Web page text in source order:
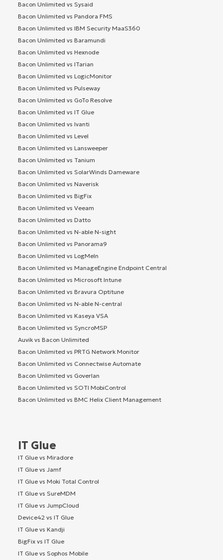
Bacon Unlimited vs Sysaid
Bacon Unlimited vs Pandora FMS
Bacon Unlimited vs IBM Security MaaS360
Bacon Unlimited vs Baramundi
Bacon Unlimited vs Hexnode
Bacon Unlimited vs ITarian
Bacon Unlimited vs LogicMonitor
Bacon Unlimited vs Pulseway
Bacon Unlimited vs GoTo Resolve
Bacon Unlimited vs IT Glue
Bacon Unlimited vs Ivanti
Bacon Unlimited vs Level
Bacon Unlimited vs Lansweeper
Bacon Unlimited vs Tanium
Bacon Unlimited vs SolarWinds Dameware
Bacon Unlimited vs Naverisk
Bacon Unlimited vs BigFix
Bacon Unlimited vs Veeam
Bacon Unlimited vs Datto
Bacon Unlimited vs N-able N-sight
Bacon Unlimited vs Panorama9
Bacon Unlimited vs LogMeIn
Bacon Unlimited vs ManageEngine Endpoint Central
Bacon Unlimited vs Microsoft Intune
Bacon Unlimited vs Bravura Optitune
Bacon Unlimited vs N-able N-central
Bacon Unlimited vs Kaseya VSA
Bacon Unlimited vs SyncroMSP
Auvik vs Bacon Unlimited
Bacon Unlimited vs PRTG Network Monitor
Bacon Unlimited vs Connectwise Automate
Bacon Unlimited vs Goverlan
Bacon Unlimited vs SOTI MobiControl
Bacon Unlimited vs BMC Helix Client Management
IT Glue
IT Glue vs Miradore
IT Glue vs Jamf
IT Glue vs Moki Total Control
IT Glue vs SureMDM
IT Glue vs JumpCloud
Device42 vs IT Glue
IT Glue vs Kandji
BigFix vs IT Glue
IT Glue vs Sophos Mobile